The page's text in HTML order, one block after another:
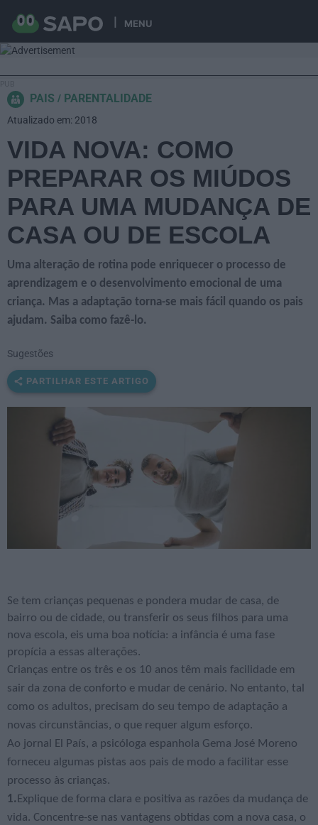
MENU
PAIS PARENTALIDADE
VIDA NOVA: COMO
PREPARAR OS MIÚDOS
PARA UMA MUDANÇA DE
CASA OU DE ESCOLA
Uma alteração de rotina pode enriquecer o processo de
aprendizagem e o desenvolvimento emocional de uma
criança. Mas a adaptação torna-se mais fácil quando os pais
ajudam. Saiba como fazê-lo.
Sugestões
PARTILHAR ESTE ARTIGO
Se tem crianças pequenas e pondera mudar de casa, de
bairro ou de cidade, ou transferir os seus filhos para uma
nova escola, eis uma boa notícia: a infância é uma fase
propícia a essas alterações.
Crianças entre os três e os 10 anos têm mais facilidade em
sair da zona de conforto e mudar de cenário. No entanto, tal
como os adultos, precisam do seu tempo de adaptação a
novas circunstâncias, o que requer algum esforço.
Ao jornal El País, a psicóloga espanhola Gema José Moreno
forneceu algumas pistas aos pais de modo a facilitar esse
processo às crianças.
1. Explique de forma clara e positiva as razões da mudança de
vida. Concentre-se nas vantagens obtidas com a nova casa, o
Atualizado em: 2018